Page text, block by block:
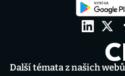
Další témata z našich webů